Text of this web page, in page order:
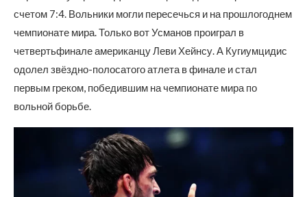
счетом 7:4. Вольники могли пересечься и на прошлогоднем
чемпионате мира. Только вот Усманов проиграл в
четвертьфинале американцу Леви Хейнсу. А Кугиумцидис
одолел звёздно-полосатого атлета в финале и стал
первым греком, победившим на чемпионате мира по
вольной борьбе.